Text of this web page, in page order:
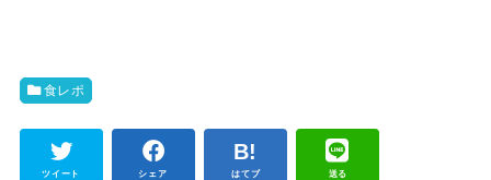
食レポ
ツイート シェア はてブ 送る